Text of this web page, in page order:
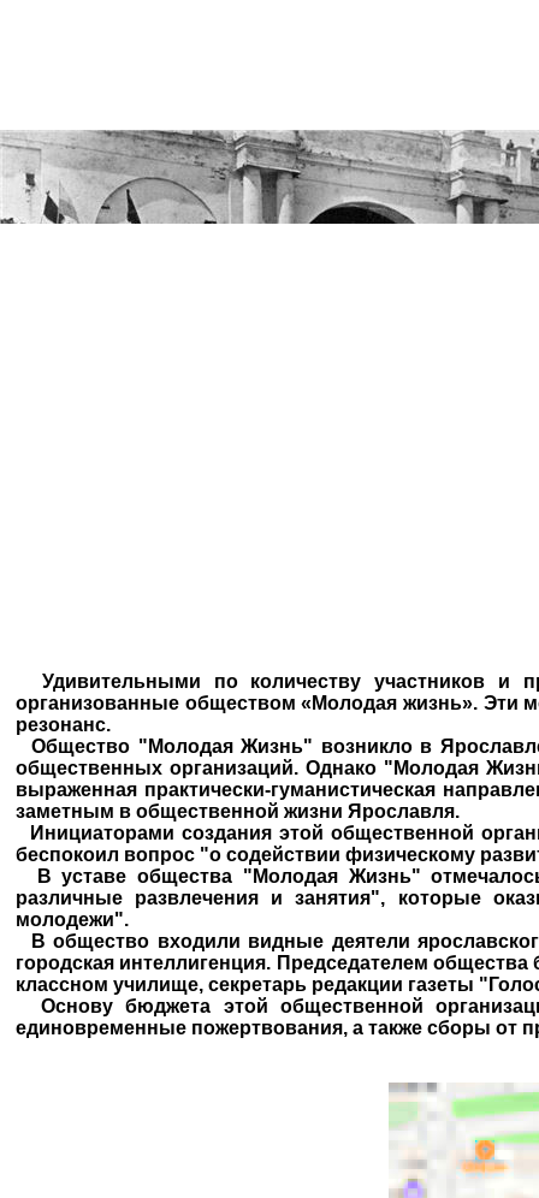
Удивительными по количеству участников и
организованные обществом «Молодая жизнь». Эти
резонанс.
Общество "Молодая Жизнь" возникло в
общественных организаций. Однако "Молодая
выраженная практически-гуманистическая
заметным в общественной жизни Ярославля.
Инициаторами создания этой общественной
беспокоил вопрос "о содействии физическому
В уставе общества "Молодая Жизнь"
различные развлечения и занятия", которые
молодежи".
В общество входили видные деятели
городская интеллигенция. Председателем
классном училище, секретарь редакции газеты
Основу бюджета этой общественной
единовременные пожертвования, а также сборы от